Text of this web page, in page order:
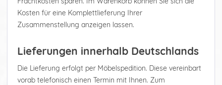
Kosten für eine Komplettlieferung Ihrer
Zusammenstellung anzeigen lassen.
Lieferungen innerhalb Deutschlands
Die Lieferung erfolgt per Möbelspedition. Diese vereinbart
vorab telefonisch einen Termin mit Ihnen. Zum